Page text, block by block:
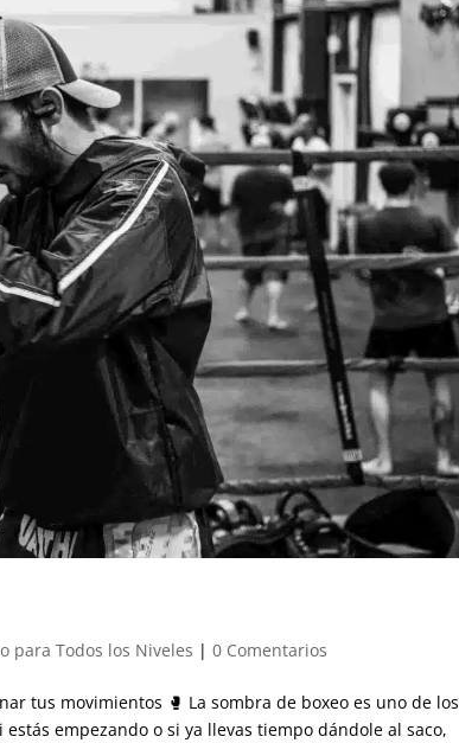
para Todos los Niveles |0 Comentarios
tus movimientos 🥊 La sombra de boxeo es uno de los
empezando o si ya llevas tiempo dándole al saco,